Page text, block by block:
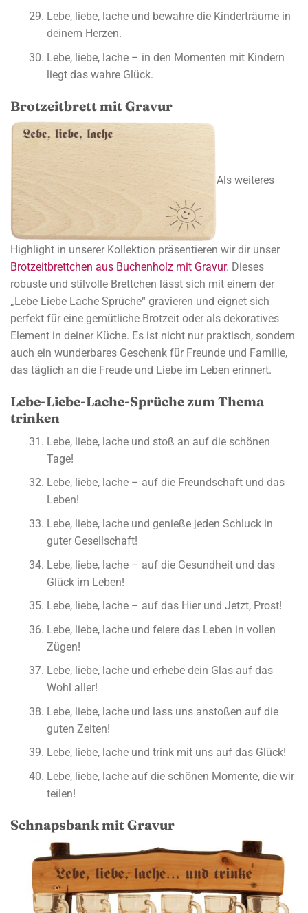
Lebe, liebe, lache und bewahre die Kinderträume in
deinem Herzen.
Lebe, liebe, lache – in den Momenten mit Kindern
liegt das wahre Glück.
Brotzeitbrett mit Gravur
Als weiteres
Highlight in unserer Kollektion präsentieren wir dir unser
Brotzeitbrettchen aus Buchenholz mit Gravur. Dieses
robuste und stilvolle Brettchen lässt sich mit einem der
„Lebe Liebe Lache Sprüche“ gravieren und eignet sich
perfekt für eine gemütliche Brotzeit oder als dekoratives
Element in deiner Küche. Es ist nicht nur praktisch, sondern
auch ein wunderbares Geschenk für Freunde und Familie,
das täglich an die Freude und Liebe im Leben erinnert.
Lebe-Liebe-Lache-Sprüche zum Thema
trinken
Lebe, liebe, lache und stoß an auf die schönen
Tage!
Lebe, liebe, lache – auf die Freundschaft und das
Leben!
Lebe, liebe, lache und genieße jeden Schluck in
guter Gesellschaft!
Lebe, liebe, lache – auf die Gesundheit und das
Glück im Leben!
Lebe, liebe, lache – auf das Hier und Jetzt, Prost!
Lebe, liebe, lache und feiere das Leben in vollen
Zügen!
Lebe, liebe, lache und erhebe dein Glas auf das
Wohl aller!
Lebe, liebe, lache und lass uns anstoßen auf die
guten Zeiten!
Lebe, liebe, lache und trink mit uns auf das Glück!
Lebe, liebe, lache auf die schönen Momente, die wir
teilen!
Schnapsbank mit Gravur